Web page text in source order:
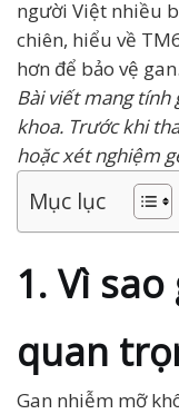
người Việt nhiều
chiên, hiểu về
hơn để bảo vệ gan.
Bài viết mang tính
khoa. Trước khi
hoặc xét nghiệm
Mục lục
1. Vì sao
quan
Gan nhiễm mỡ